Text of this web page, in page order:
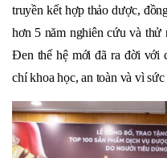
truyền kết hợp thảo dược,
hơn 5 năm nghiên cứu và
Đen thế hệ mới đã ra đời với
chí khoa học, an toàn và vì